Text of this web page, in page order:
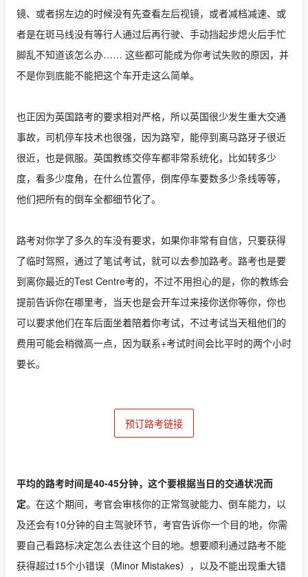
镜、或者拐左边的时候没有先查看左后视镜，或者减档减速、或
者是在斑马线没有等行人通过后再行驶、手动挡起步熄火后手忙
脚乱不知道该怎么办…… 这些都可能成为你考试失败的原因，并
不是你到底能不能把这个车开走这么简单。
也正因为英国路考的要求相对严格，所以英国很少发生重大交通
事故，司机停车技术也很强，因为路窄，能停到离马路牙子很近
很近，也是佩服。英国教练交停车都非常系统化，比如转多少
度，看多少度角，在什么位置停，倒库停车要数多少条线等等，
他们把所有的倒车全都细节化了。
路考对你学了多久的车没有要求，如果你非常有自信，只要获得
了临时驾照，通过了笔试考试，就可以去参加路考。路考也是要
到离你最近的Test Centre考的，不过不用担心的是，你的教练会
提前告诉你在哪里考，当天也是会开车过来接你送你等你，你也
可以要求他们在车后面坐着陪着你考试，不过考试当天租他们的
费用可能会稍微高一点，因为联系+考试时间会比平时的两个小时
要长。
预订路考链接
平均的路考时间是40-45分钟，这个要根据当日的交通状况而
定。在这个期间，考官会审核你的正常驾驶能力、倒车能力，以
及还会有10分钟的自主驾驶环节，考官告诉你一个目的地，你需
要自己看路标决定怎么去往这个目的地。想要顺利通过路考不能
获得超过15个小错误（Minor Mistakes），以及不能出现重大错